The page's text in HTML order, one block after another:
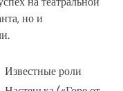
но и
Известные роли